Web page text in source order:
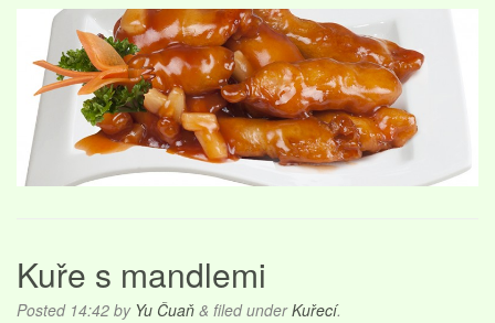
Kuře s mandlemi
Posted 14:42 by Yu Čuaň & filed underKuřecí.